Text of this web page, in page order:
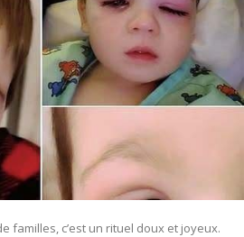
familles, c’est un rituel doux et joyeux.